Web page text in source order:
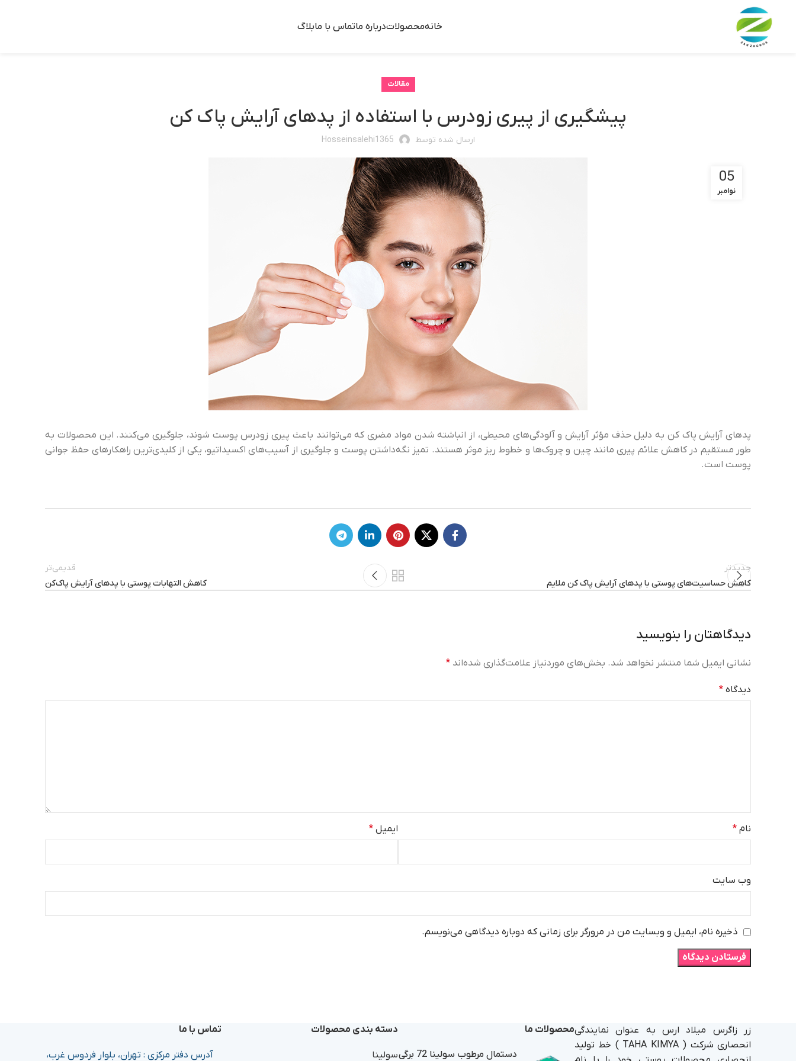
خانهمحصولاتدرباره ماتماس با مابلاگ
مقالات
پیشگیری از پیری زودرس با استفاده از پدهای آرایش پاک کن
ارسال شده توسط Hosseinsalehi1365
05
نوامبر
پدهای آرایش پاک کن به دلیل حذف مؤثر آرایش و آلودگی‌های محیطی، از انباشته شدن مواد مضری که می‌توانند باعث پیری زودرس پوست شوند، جلوگیری می‌کنند. این محصولات به
طور مستقیم در کاهش علائم پیری مانند چین و چروک‌ها و خطوط ریز موثر هستند. تمیز نگه‌داشتن پوست و جلوگیری از آسیب‌های اکسیداتیو، یکی از کلیدی‌ترین راهکارهای حفظ جوانی
پوست است.
جدیدتر
کاهش حساسیت‌های پوستی با پدهای آرایش پاک کن ملایم
قدیمی‌تر
کاهش التهابات پوستی با پدهای آرایش پاک‌کن
دیدگاهتان را بنویسید
نشانی ایمیل شما منتشر نخواهد شد. بخش‌های موردنیاز علامت‌گذاری شده‌اند *
دیدگاه *
نام * ایمیل *
وب‌ سایت
ذخیره نام، ایمیل و وبسایت من در مرورگر برای زمانی که دوباره دیدگاهی می‌نویسم.
زر زاگرس میلاد ارس به عنوان نمایندگی
انحصاری شرکت ( TAHA KIMYA ) خط تولید
محصولات ما
دستمال مرطوب سولینا 72 برگی
دسته بندی محصولات
سولینا
تماس با ما
آدرس دفتر مرکزی : تهران، بلوار فردوس غرب،